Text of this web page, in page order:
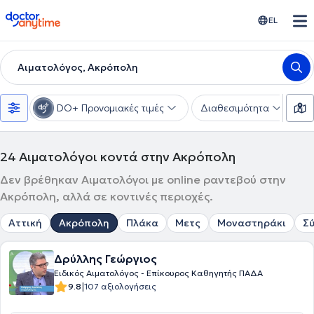
doctoranytime EL
Αιματολόγος, Ακρόπολη
DO+ Προνομιακές τιμές Διαθεσιμότητα
24 Αιματολόγοι κοντά στην Ακρόπολη
Δεν βρέθηκαν Αιματολόγοι με online ραντεβού στην
Ακρόπολη, αλλά σε κοντινές περιοχές.
Αττική Ακρόπολη Πλάκα Μετς Μοναστηράκι
Δρύλλης Γεώργιος
Ειδικός Αιματολόγος - Επίκουρος Καθηγητής ΠΑΔΑ
9.8|107 αξιολογήσεις